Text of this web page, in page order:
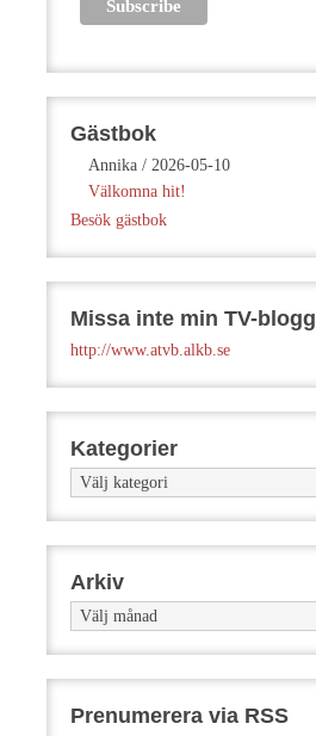
Gästbok
Annika / 2026-05-10
Välkomna hit!
Besök gästbok
Missa inte min TV-blogg
http://www.atvb.alkb.se
Kategorier
Kategorier
Arkiv
Arkiv
Prenumerera via RSS